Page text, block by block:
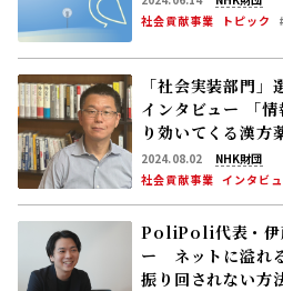
社会貢献事業
トピック
「社会実装部門
インタビュー 「
り効いてくる漢方
2024.08.02
NHK財団
社会貢献事業 インタビ
PoliPoli代表・伊
ー ネットに溢れ
振り回されない方